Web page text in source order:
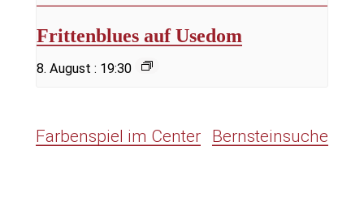
Frittenblues auf Usedom
8. August : 19:30
Farbenspiel im Center Bernsteinsuche